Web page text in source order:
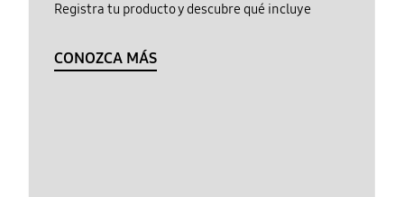
Registra tu producto y descubre qué incluye
CONOZCA MÁS